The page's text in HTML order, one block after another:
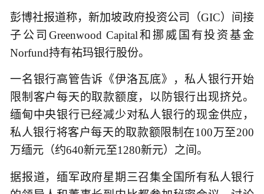
彭博社报道称，新加坡政府投资公司（GIC）间接
子公司Greenwood Capital和挪威国有投资基金
Norfund持有祐玛银行股份。
一名银行高管告诉《伊洛瓦底》，私人银行开始
限制客户每天的取款额度，以防银行出现挤兑。
缅甸中央银行已经减少对私人银行的现金供应，
私人银行将客户每天的取款额限制在100万至200
万缅元（约640新元至1280新元）之间。
据报道，缅军政府星期三召集全国所有私人银行